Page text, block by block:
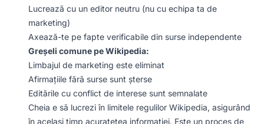
Lucrează cu un editor neutru (nu cu echipa ta de
marketing)
Axează-te pe fapte verificabile din surse independente
Greșeli comune pe Wikipedia:
Limbajul de marketing este eliminat
Afirmațiile fără surse sunt șterse
Editările cu conflict de interese sunt semnalate
Cheia e să lucrezi în limitele regulilor Wikipedia, asigurând
în același timp acuratețea informației. Este un proces de